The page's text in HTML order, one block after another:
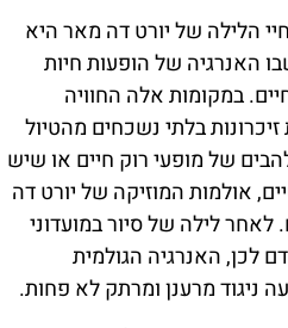
הלילה של יורט דה מאר היא
האנרגיה של הופעות חיות
במקומות אלה החוויה
בלתי נשכחים מהטיול
של מופעי רוק חיים או שיש
אולמות המוזיקה של יורט דה
לילה של סיור במועדוני
לכן, האנרגיה הגולמית
ניגוד מרענן ומרתק לא פחות.